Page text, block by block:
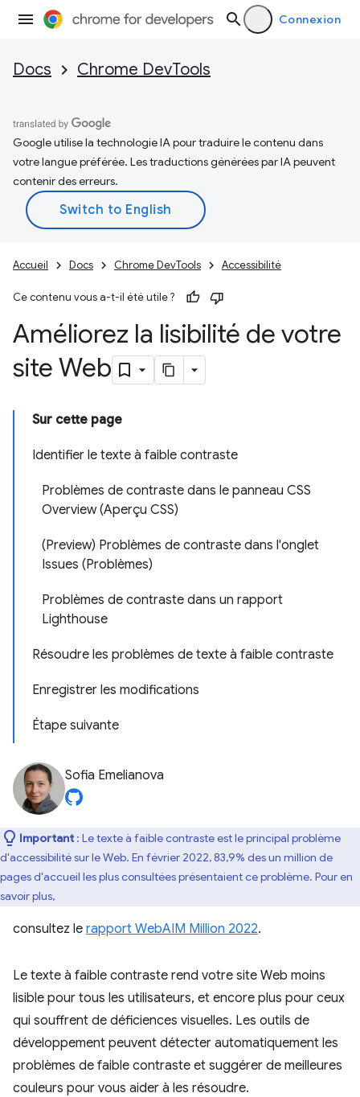
Connexion
Docs Chrome DevTools
Google utilise la technologie IA pour traduire le contenu dans
votre langue préférée. Les traductions générées par IA peuvent
contenir des erreurs.
Accueil Docs Chrome DevTools Accessibilité
Ce contenu vous a-t-il été utile ?
Améliorez la lisibilité de votre
site Web
Sur cette page
Identifier le texte à faible contraste
Problèmes de contraste dans le panneau CSS
Overview (Aperçu CSS)
(Preview) Problèmes de contraste dans l'onglet
Issues (Problèmes)
Problèmes de contraste dans un rapport
Lighthouse
Résoudre les problèmes de texte à faible contraste
Enregistrer les modifications
Étape suivante
Sofia Emelianova
Important : Le texte à faible contraste est le principal problème
d'accessibilité sur le Web. En février 2022, 83,9% des un million de
pages d'accueil les plus consultées présentaient ce problème. Pour en
savoir plus,
consultez le rapport WebAIM Million 2022.
Le texte à faible contraste rend votre site Web moins
lisible pour tous les utilisateurs, et encore plus pour ceux
qui souffrent de déficiences visuelles. Les outils de
développement peuvent détecter automatiquement les
problèmes de faible contraste et suggérer de meilleures
couleurs pour vous aider à les résoudre.